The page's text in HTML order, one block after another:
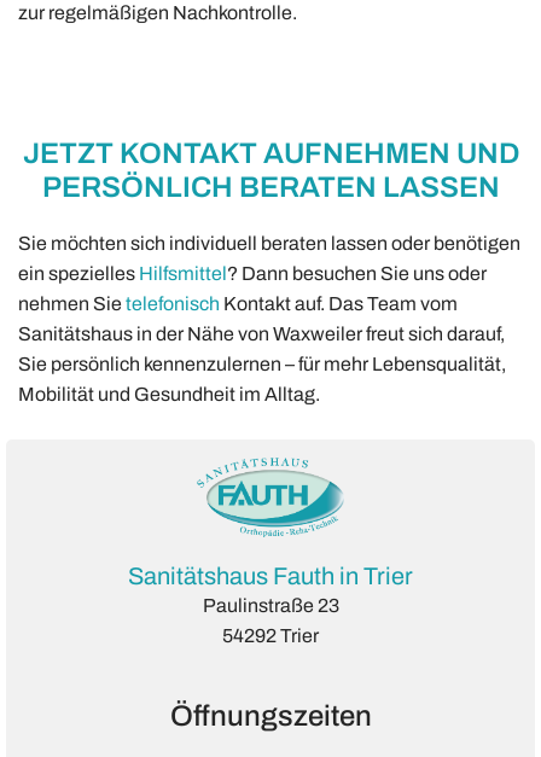
zur regelmäßigen Nachkontrolle.
JETZT KONTAKT AUFNEHMEN UND
PERSÖNLICH BERATEN LASSEN
Sie möchten sich individuell beraten lassen oder benötigen
ein spezielles Hilfsmittel? Dann besuchen Sie uns oder
nehmen Sietelefonisch Kontakt auf. Das Team vom
Sanitätshaus in der Nähe von Waxweiler freut sich darauf,
Sie persönlich kennenzulernen – für mehr Lebensqualität,
Mobilität und Gesundheit im Alltag.
Sanitätshaus Fauth in Trier
Paulinstraße 23
54292 Trier
Öffnungszeiten